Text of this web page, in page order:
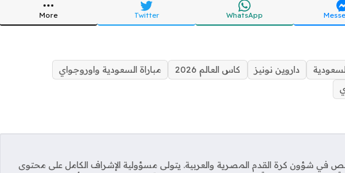
WhatsApp
Twitter
More
داروين نونيز كاس العالم 2026
مباراة السعودية واوروجواي
شؤون كرة القدم المصرية والعربية. يتولى مسؤولية الإشراف الكامل على محتوى